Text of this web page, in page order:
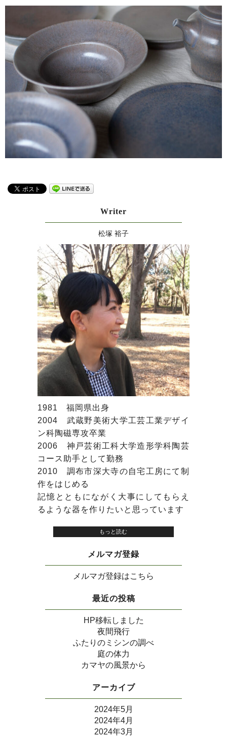
Writer
松塚 裕子
1981 福岡県出身
2004 武蔵野美術大学工芸工業デザイ
ン科陶磁専攻卒業
2006 神戸芸術工科大学造形学科陶芸
コース助手として勤務
2010 調布市深大寺の自宅工房にて制
作をはじめる
記憶とともにながく大事にしてもらえ
るような器を作りたいと思っています
もっと読む
メルマガ登録
メルマガ登録はこちら
最近の投稿
HP移転しました
夜間飛行
ふたりのミシンの調べ
庭の体力
カマヤの風景から
アーカイブ
2024年5月
2024年4月
2024年3月